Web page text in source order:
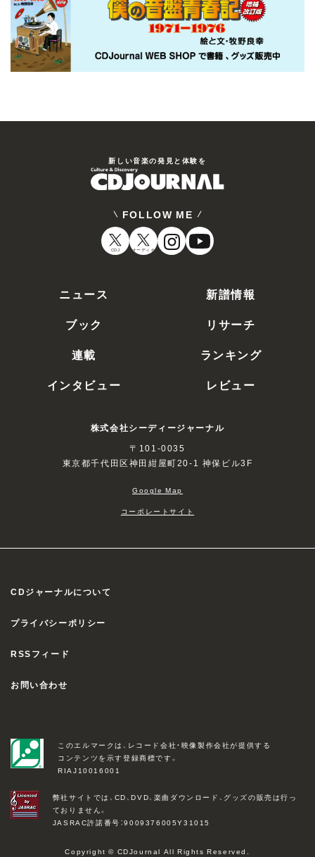
新しい⾳楽の発⾒と体験を
FOLLOW ME
CDJ オーディオ
ニュース
新譜情報
ブック
リサーチ
連載
ランキング
インタビュー
レビュー
株式会社シーディージャーナル
〒101-0035
東京都千代田区神田紺屋町20-1 神保ビル3F
Google Map
コーポレートサイト
CDジャーナルについて
プライバシーポリシー
RSSフィード
お問い合わせ
このエルマークは、レコード会社・映像製作会社が提供する
コンテンツを示す登録商標です。
RIAJ10016001
弊社サイトでは、CD、DVD、楽曲ダウンロード、グッズの販売は行っ
ておりません。
JASRAC許諾番号：9009376005Y31015
Copyright © CDJournal All Rights Reserved.